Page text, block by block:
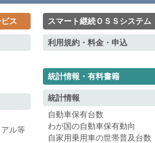
ス
ル等
スマート継続ＯＳＳシステム
利用規約・料金・申込
統計情報・有料書籍
統計情報
自動車保有台数
わが国の自動車保有動向
自家用乗用車の世帯普及台数